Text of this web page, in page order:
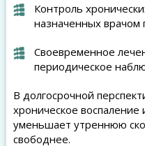
Контроль
назначенных врачом
Своевременное
периодическое
В долгосрочной
хроническое воспаление
уменьшает утреннюю
свободнее.